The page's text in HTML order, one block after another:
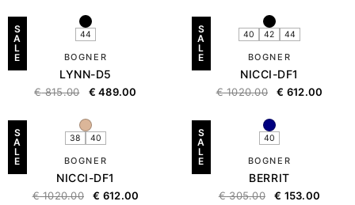
S
A
L
E
44
BOGNER
LYNN-D5
€815.00 € 489.00
S
A
L
E
40 42 44
BOGNER
NICCI-DF1
€1020.00 € 612.00
S
A
L
E
38 40
BOGNER
NICCI-DF1
€1020.00 € 612.00
S
A
L
E
40
BOGNER
BERRIT
€305.00 € 153.00